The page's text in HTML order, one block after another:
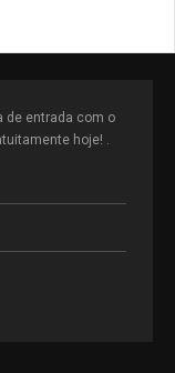
de entrada com o
hoje! .